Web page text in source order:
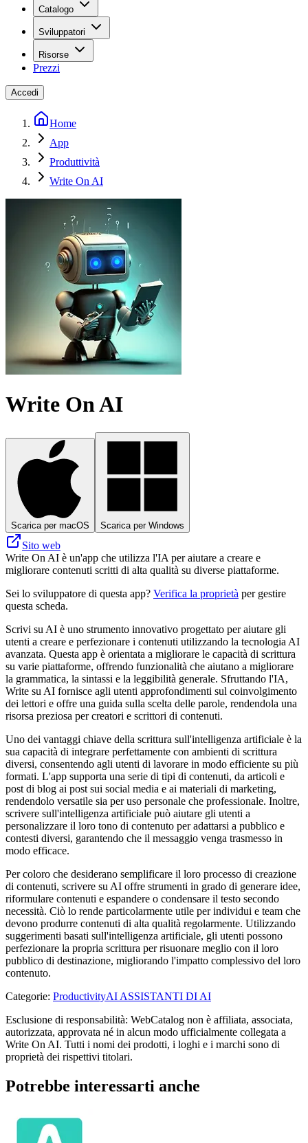
Catalogo
Sviluppatori
Risorse
Prezzi
Accedi
Home
App
Produttività
Write On AI
Write On AI
Scarica per macOS Scarica per Windows
Sito web
Write On AI è un'app che utilizza l'IA per aiutare a creare e
migliorare contenuti scritti di alta qualità su diverse piattaforme.
Sei lo sviluppatore di questa app? Verifica la proprietà per gestire
questa scheda.
Scrivi su AI è uno strumento innovativo progettato per aiutare gli
utenti a creare e perfezionare i contenuti utilizzando la tecnologia AI
avanzata. Questa app è orientata a migliorare le capacità di scrittura
su varie piattaforme, offrendo funzionalità che aiutano a migliorare
la grammatica, la sintassi e la leggibilità generale. Sfruttando l'IA,
Write su AI fornisce agli utenti approfondimenti sul coinvolgimento
dei lettori e offre una guida sulla scelta delle parole, rendendola una
risorsa preziosa per creatori e scrittori di contenuti.
Uno dei vantaggi chiave della scrittura sull'intelligenza artificiale è la
sua capacità di integrare perfettamente con ambienti di scrittura
diversi, consentendo agli utenti di lavorare in modo efficiente su più
formati. L'app supporta una serie di tipi di contenuti, da articoli e
post di blog ai post sui social media e ai materiali di marketing,
rendendolo versatile sia per uso personale che professionale. Inoltre,
scrivere sull'intelligenza artificiale può aiutare gli utenti a
personalizzare il loro tono di contenuto per adattarsi a pubblico e
contesti diversi, garantendo che il messaggio venga trasmesso in
modo efficace.
Per coloro che desiderano semplificare il loro processo di creazione
di contenuti, scrivere su AI offre strumenti in grado di generare idee,
riformulare contenuti e espandere o condensare il testo secondo
necessità. Ciò lo rende particolarmente utile per individui e team che
devono produrre contenuti di alta qualità regolarmente. Utilizzando
suggerimenti basati sull'intelligenza artificiale, gli utenti possono
perfezionare la propria scrittura per risuonare meglio con il loro
pubblico di destinazione, migliorando l'impatto complessivo del loro
contenuto.
Categorie: ProductivityAI ASSISTANTI DI AI
Esclusione di responsabilità: WebCatalog non è affiliata, associata,
autorizzata, approvata né in alcun modo ufficialmente collegata a
Write On AI. Tutti i nomi dei prodotti, i loghi e i marchi sono di
proprietà dei rispettivi titolari.
Potrebbe interessarti anche